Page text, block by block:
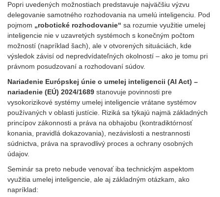
Popri uvedených možnostiach predstavuje najväčšiu výzvu
delegovanie samotného rozhodovania na umelú inteligenciu. Pod
pojmom „robotické rozhodovanie“ sa rozumie využitie umelej
inteligencie nie v uzavretých systémoch s konečným počtom
možností (napríklad šach), ale v otvorených situáciách, kde
výsledok závisí od nepredvídateľných okolností – ako je tomu pri
právnom posudzovaní a rozhodovaní súdov.
Nariadenie Európskej únie o umelej inteligencii (AI Act) –
nariadenie (EÚ) 2024/1689 stanovuje povinnosti pre
vysokorizikové systémy umelej inteligencie vrátane systémov
používaných v oblasti justície. Riziká sa týkajú najmä základných
princípov zákonnosti a práva na obhajobu (kontradiktórnosť
konania, pravidlá dokazovania), nezávislosti a nestrannosti
súdnictva, práva na spravodlivý proces a ochrany osobných
údajov.
Seminár sa preto nebude venovať iba technickým aspektom
využitia umelej inteligencie, ale aj základným otázkam, ako
napríklad: